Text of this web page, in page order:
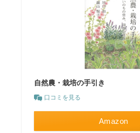
自然農・栽培の手引き
口コミを見る
Amazon